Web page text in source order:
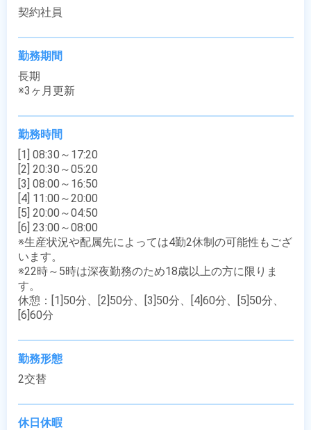
契約社員
勤務期間
長期
※3ヶ月更新
勤務時間
[1] 08:30～17:20
[2] 20:30～05:20
[3] 08:00～16:50
[4] 11:00～20:00
[5] 20:00～04:50
[6] 23:00～08:00
※生産状況や配属先によっては4勤2休制の可能性もござ
います。
※22時～5時は深夜勤務のため18歳以上の方に限りま
す。
休憩：[1]50分、[2]50分、[3]50分、[4]60分、[5]50分、
[6]60分
勤務形態
2交替
休日休暇